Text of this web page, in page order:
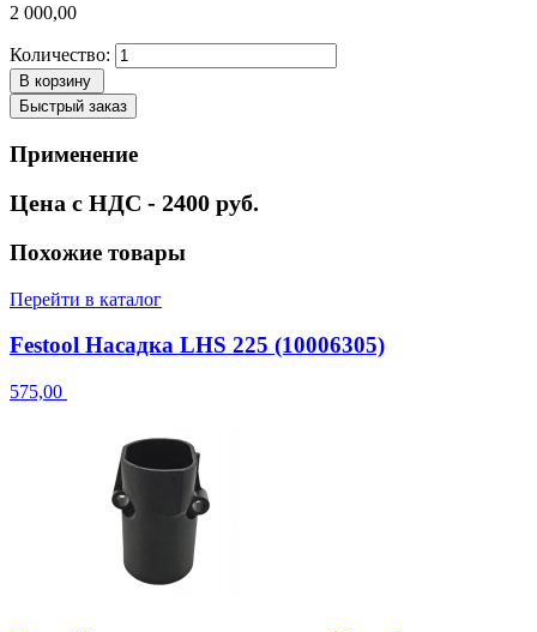
2 000,00
Количество:
В корзину
Быстрый заказ
Применение
Цена с НДС - 2400 руб.
Похожие товары
Перейти в каталог
Festool Насадка LHS 225 (10006305)
575,00